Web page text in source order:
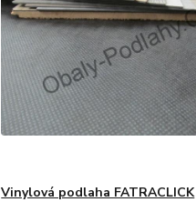
Vinylová podlaha FATRACLICK